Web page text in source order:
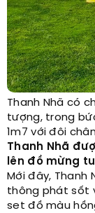
Thanh Nhã có
tượng, trong
1m7 với đôi
Thanh Nhã
lên đồ mừng
Mới đây, Thanh
thông phát sốt
set đồ màu